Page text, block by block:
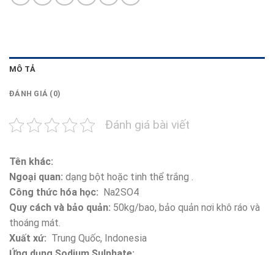
MÔ TẢ
ĐÁNH GIÁ (0)
Đánh giá bài viết
Tên khác:
Ngoại quan: dạng bột hoặc tinh thể trắng .
Công thức hóa học: Na2SO4
Quy cách và bảo quản: 50kg/bao, bảo quản nơi khô ráo và
thoáng mát.
Xuất xứ: Trung Quốc, Indonesia